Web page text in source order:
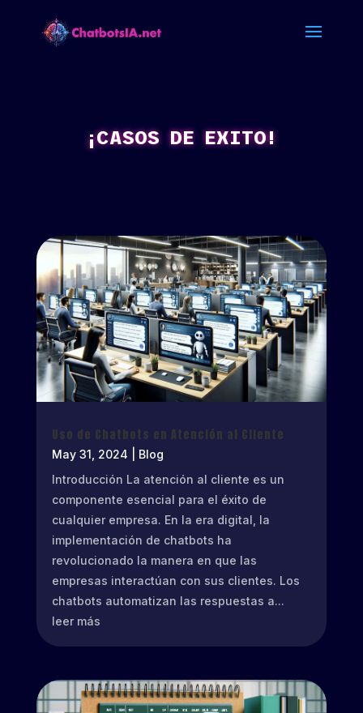
¡CASOS DE EXITO!
Uso de Chatbots en Atención al Cliente
May 31, 2024
Blog
Introducción La atención al cliente es un
componente esencial para el éxito de
cualquier empresa. En la era digital, la
implementación de chatbots ha
revolucionado la manera en que las
empresas interactúan con sus clientes. Los
chatbots automatizan las respuestas a...
leer más